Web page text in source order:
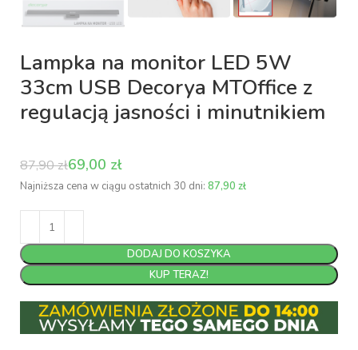
Lampka na monitor LED 5W
33cm USB Decorya MTOffice z
regulacją jasności i minutnikiem
87,90zł69,00 zł
Najniższa cena w ciągu ostatnich 30 dni:87,90 zł
DODAJ DO KOSZYKA
KUP TERAZ!